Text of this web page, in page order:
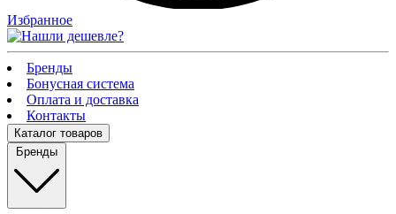
Избранное
Бренды
Бонусная система
Оплата и доставка
Контакты
Каталог товаров
Бренды